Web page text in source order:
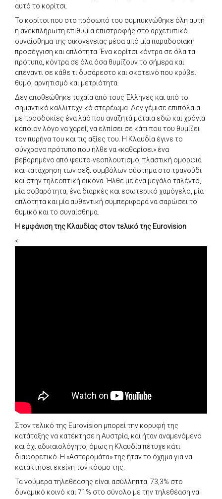
αυτό το κορίτσι.
Το κορίτσι που στο πρόσωπό του συμπυκνώθηκε όλη αυτή
η ανεκπλήρωτη επιθυμία επιστροφής στο αρχετυπικό
συναίσθημα της οικογένειας μέσα από μία παραδοσιακή
προσέγγιση και απλότητα. Ένα κορίτσι κόντρα σε όλα τα
πρότυπα, κόντρα σε όλα όσα θυμίζουν το σήμερα και
απέναντι σε κάθε τι δυσάρεστο και σκοτεινό που κρύβει
θυμό, αρνητισμό και μετριότητα.
Δεν αποθεώθηκε τυχαία από τους Έλληνες και από το
σημαντικό καλλιτεχνικό στερέωμα. Δεν γέμισε επιπόλαια
με προσδοκίες ένα λαό που αναζητά μάταια εδώ και χρόνια
κάποιον λόγο να χαρεί, να ελπίσει σε κάτι που του θυμίζει
τον πυρήνα του και τις αξίες του. Η Κλαυδία έγινε το
σύγχρονο πρότυπο που ήλθε να «καθαρίσει» ένα
βεβαρημένο από ψευτο-νεοπλουτισμό, πλαστική ομορφιά
και κατάχρηση των σέξι συμβόλων σύστημα στο τραγούδι
και στην τηλεοπτική εικόνα. Ήλθε με ένα μεγάλο ταλέντο,
μία σοβαρότητα, ένα διαρκές και εσωτερικό χαμόγελο, μία
απλότητα και μία αυθεντική συμπεριφορά να σαρώσει το
θυμικό και το συναίσθημα.
Η εμφάνιση της Κλαυδίας στον τελικό της Eurovision
<
Στον τελικό της Eurovision μπορεί την κορυφή της
κατάταξης να κατέκτησε η Αυστρία, και ήταν αναμενόμενο
και όχι αδικαιολόγητο, όμως η Κλαυδία πέτυχε κάτι
διαφορετικό. Η «Αστερομάτα» της ήταν το όχημα για να
κατακτήσει εκείνη τον κόσμο της.
Τα νούμερα τηλεθέασης είναι ασύλληπτα. 73,3% στο
δυναμικό κοινό και 71% στο σύνολο με την τηλεθέαση να